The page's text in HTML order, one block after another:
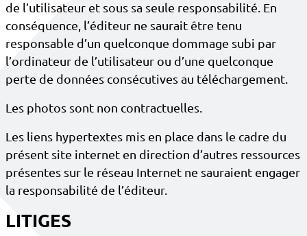
de l’utilisateur et sous sa seule responsabilité. En
conséquence, l’éditeur ne saurait être tenu
responsable d’un quelconque dommage subi par
l’ordinateur de l’utilisateur ou d’une quelconque
perte de données consécutives au téléchargement.
Les photos sont non contractuelles.
Les liens hypertextes mis en place dans le cadre du
présent site internet en direction d’autres ressources
présentes sur le réseau Internet ne sauraient engager
la responsabilité de l’éditeur.
LITIGES